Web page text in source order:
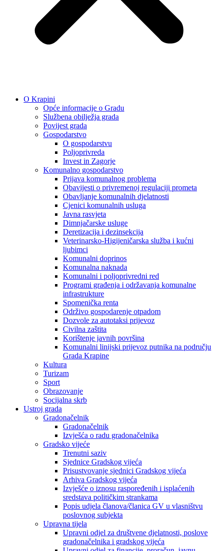
O Krapini
Opće informacije o Gradu
Službena obilježja grada
Povijest grada
Gospodarstvo
O gospodarstvu
Poljoprivreda
Invest in Zagorje
Komunalno gospodarstvo
Prijava komunalnog problema
Obavijesti o privremenoj regulaciji prometa
Obavljanje komunalnih djelatnosti
Cjenici komunalnih usluga
Javna rasvjeta
Dimnjačarske usluge
Deretizacija i dezinsekcija
Veterinarsko-Higijeničarska služba i kućni
ljubimci
Komunalni doprinos
Komunalna naknada
Komunalni i poljoprivredni red
Programi građenja i održavanja komunalne
infrastrukture
Spomenička renta
Održivo gospodarenje otpadom
Dozvole za autotaksi prijevoz
Civilna zaštita
Korištenje javnih površina
Komunalni linijski prijevoz putnika na području
Grada Krapine
Kultura
Turizam
Sport
Obrazovanje
Socijalna skrb
Ustroj grada
Gradonačelnik
Gradonačelnik
Izvješća o radu gradonačelnika
Gradsko vijeće
Trenutni saziv
Sjednice Gradskog vijeća
Prisustvovanje sjednici Gradskog vijeća
Arhiva Gradskog vijeća
Izvješće o iznosu raspoređenih i isplaćenih
sredstava političkim strankama
Popis udjela članova/članica GV u vlasništvu
poslovnog subjekta
Upravna tijela
Upravni odjel za društvene djelatnosti, poslove
gradonačelnika i gradskog vijeća